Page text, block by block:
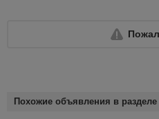
Похожие объявления в